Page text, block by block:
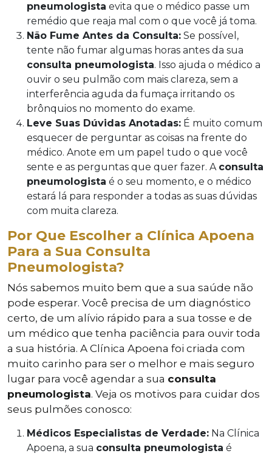
pneumologista evita que o médico passe um
remédio que reaja mal com o que você já toma.
Não Fume Antes da Consulta: Se possível,
tente não fumar algumas horas antes da sua
consulta pneumologista. Isso ajuda o médico a
ouvir o seu pulmão com mais clareza, sem a
interferência aguda da fumaça irritando os
brônquios no momento do exame.
Leve Suas Dúvidas Anotadas: É muito comum
esquecer de perguntar as coisas na frente do
médico. Anote em um papel tudo o que você
sente e as perguntas que quer fazer. A consulta
pneumologista é o seu momento, e o médico
estará lá para responder a todas as suas dúvidas
com muita clareza.
Por Que Escolher a Clínica Apoena
Para a Sua Consulta
Pneumologista?
Nós sabemos muito bem que a sua saúde não
pode esperar. Você precisa de um diagnóstico
certo, de um alívio rápido para a sua tosse e de
um médico que tenha paciência para ouvir toda
a sua história. A Clínica Apoena foi criada com
muito carinho para ser o melhor e mais seguro
lugar para você agendar a sua consulta
pneumologista. Veja os motivos para cuidar dos
seus pulmões conosco:
Médicos Especialistas de Verdade: Na Clínica
Apoena, a sua consulta pneumologista é